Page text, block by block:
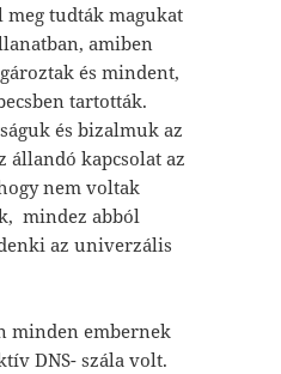
meg tudták magukat
amiben
és mindent,
tartották.
és bizalmuk az
állandó kapcsolat az
nem voltak
mindez abból
az univerzális
minden embernek
DNS- szála volt.